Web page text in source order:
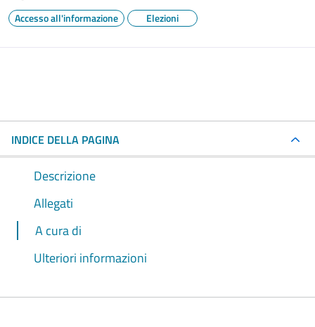
Accesso all'informazione Elezioni
INDICE DELLA PAGINA
Descrizione
Allegati
A cura di
Ulteriori informazioni